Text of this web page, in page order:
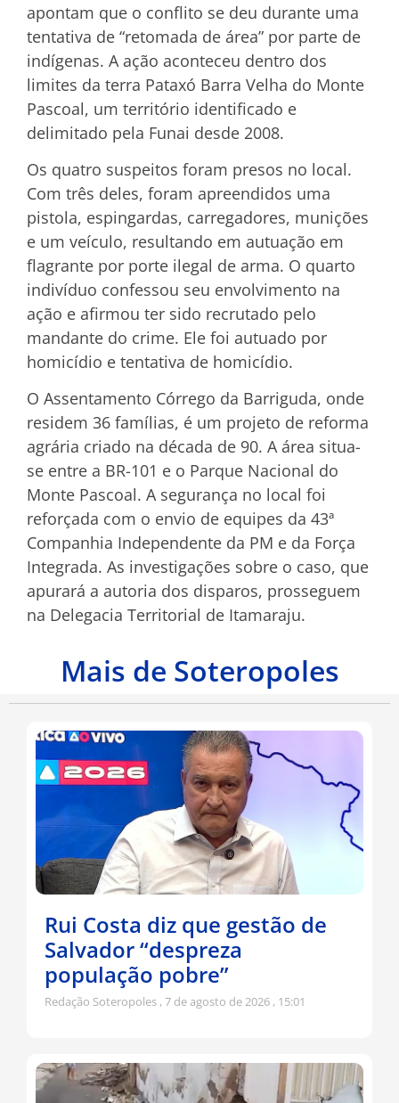
apontam que o conflito se deu durante uma
tentativa de “retomada de área” por parte de
indígenas. A ação aconteceu dentro dos
limites da terra Pataxó Barra Velha do Monte
Pascoal, um território identificado e
delimitado pela Funai desde 2008.
Os quatro suspeitos foram presos no local.
Com três deles, foram apreendidos uma
pistola, espingardas, carregadores, munições
e um veículo, resultando em autuação em
flagrante por porte ilegal de arma. O quarto
indivíduo confessou seu envolvimento na
ação e afirmou ter sido recrutado pelo
mandante do crime. Ele foi autuado por
homicídio e tentativa de homicídio.
O Assentamento Córrego da Barriguda, onde
residem 36 famílias, é um projeto de reforma
agrária criado na década de 90. A área situa-
se entre a BR-101 e o Parque Nacional do
Monte Pascoal. A segurança no local foi
reforçada com o envio de equipes da 43ª
Companhia Independente da PM e da Força
Integrada. As investigações sobre o caso, que
apurará a autoria dos disparos, prosseguem
na Delegacia Territorial de Itamaraju.
Mais de Soteropoles
Rui Costa diz que gestão de
Salvador “despreza
população pobre”
Redação Soteropoles 7 de agosto de 2026 15:01